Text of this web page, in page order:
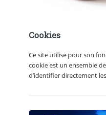
Cookies
Ce site utilise pour son
cookie est un ensemble
d’identifier directement